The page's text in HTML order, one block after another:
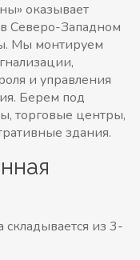
оказывает
Северо-Западном
Мы монтируем
и управления
Берем под
торговые центры,
здания.
из 3-